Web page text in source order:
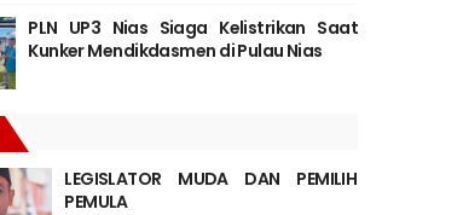
PLN UP3 Nias Siaga Kelistrikan Saat
Kunker Mendikdasmen di Pulau Nias
LEGISLATOR MUDA DAN PEMILIH
PEMULA